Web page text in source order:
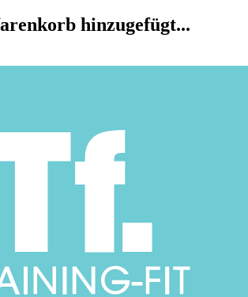
hinzugefügt...